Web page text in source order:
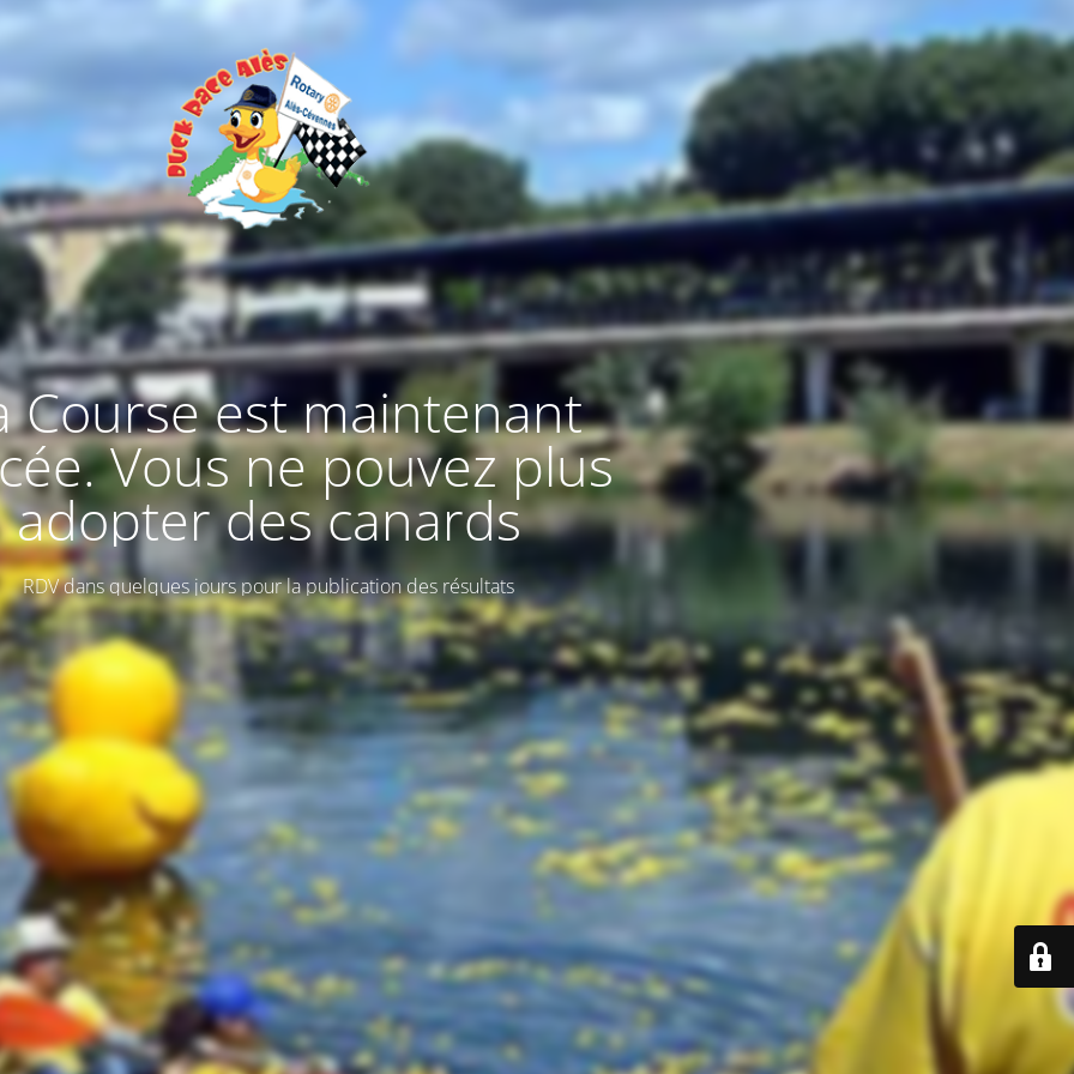
Course est maintenant
Vous ne pouvez plus
adopter des canards
RDV dans quelques jours pour la publication des résultats